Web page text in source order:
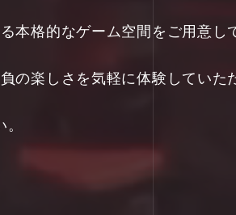
本格的なゲーム空間をご用意し
の楽しさを気軽に体験していた